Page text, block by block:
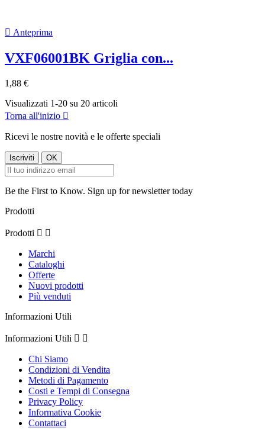
 Anteprima
VXF06001BK Griglia con...
1,88 €
Visualizzati 1-20 su 20 articoli
Torna all'inizio 
Ricevi le nostre novità e le offerte speciali
Be the First to Know. Sign up for newsletter today
Prodotti
Prodotti  
Marchi
Cataloghi
Offerte
Nuovi prodotti
Più venduti
Informazioni Utili
Informazioni Utili  
Chi Siamo
Condizioni di Vendita
Metodi di Pagamento
Costi e Tempi di Consegna
Privacy Policy
Informativa Cookie
Contattaci